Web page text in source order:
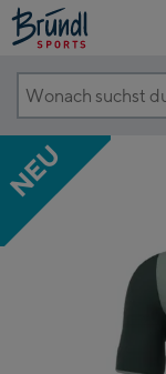
Wonach
suchst
du?
NEU